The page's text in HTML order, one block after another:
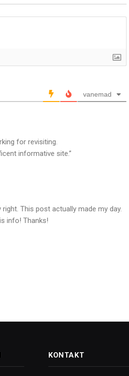
vanemad
for revisiting.
informative site.”
This post actually made my day.
info! Thanks!
KONTAKT